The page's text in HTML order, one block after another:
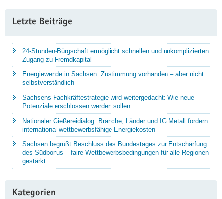
Letzte Beiträge
24-Stunden-Bürgschaft ermöglicht schnellen und unkomplizierten
Zugang zu Fremdkapital
Energiewende in Sachsen: Zustimmung vorhanden – aber nicht
selbstverständlich
Sachsens Fachkräftestrategie wird weitergedacht: Wie neue
Potenziale erschlossen werden sollen
Nationaler Gießereidialog: Branche, Länder und IG Metall fordern
international wettbewerbsfähige Energiekosten
Sachsen begrüßt Beschluss des Bundestages zur Entschärfung
des Südbonus – faire Wettbewerbsbedingungen für alle Regionen
gestärkt
Kategorien